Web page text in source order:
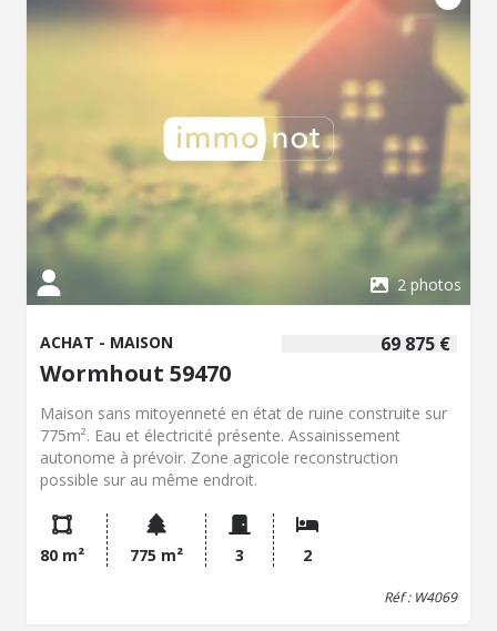
avec un garage en fond de parcelle. Au niveau technique,
Toiture récente (2015), chauffage principal par poêle à
gaz, menuiseries en PVC double vitrage. Travaux de
modernisation à prévoir et installation électrique non
conforme. C'est une maison offrant de belles possibilités,
parfaite pour un projet de rénovation dans un secteur
recherché pour son accessibilité.
2 photos
69 875 €
ACHAT - MAISON
Wormhout 59470
Maison sans mitoyenneté en état de ruine construite sur
775m². Eau et électricité présente. Assainissement
autonome à prévoir. Zone agricole reconstruction
possible sur au même endroit.
80 m² 775 m² 3 2
Réf : W4069